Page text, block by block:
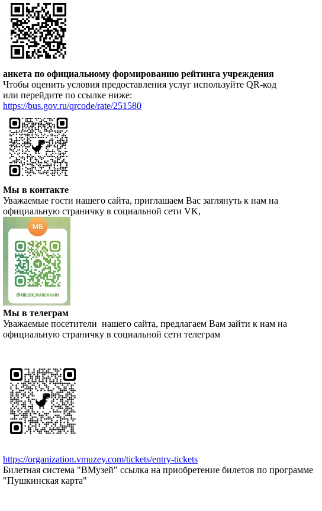
анкета по официальному формированию рейтинга учреждения
Чтобы оценить условия предоставления услуг используйте QR-код
или перейдите по ссылке ниже:
https://bus.gov.ru/qrcode/rate/251580
Мы в контакте
Уважаемые гости нашего сайта, приглашаем Вас заглянуть к нам на
официальную страничку в социальной сети VK,
Мы в телеграм
Уважаемые посетители нашего сайта, предлагаем Вам зайти к нам на
официальную страничку в социальной сети телеграм
https://organization.vmuzey.com/tickets/entry-tickets
Билетная система "ВМузей" ссылка на приобретение билетов по программе
"Пушкинская карта"